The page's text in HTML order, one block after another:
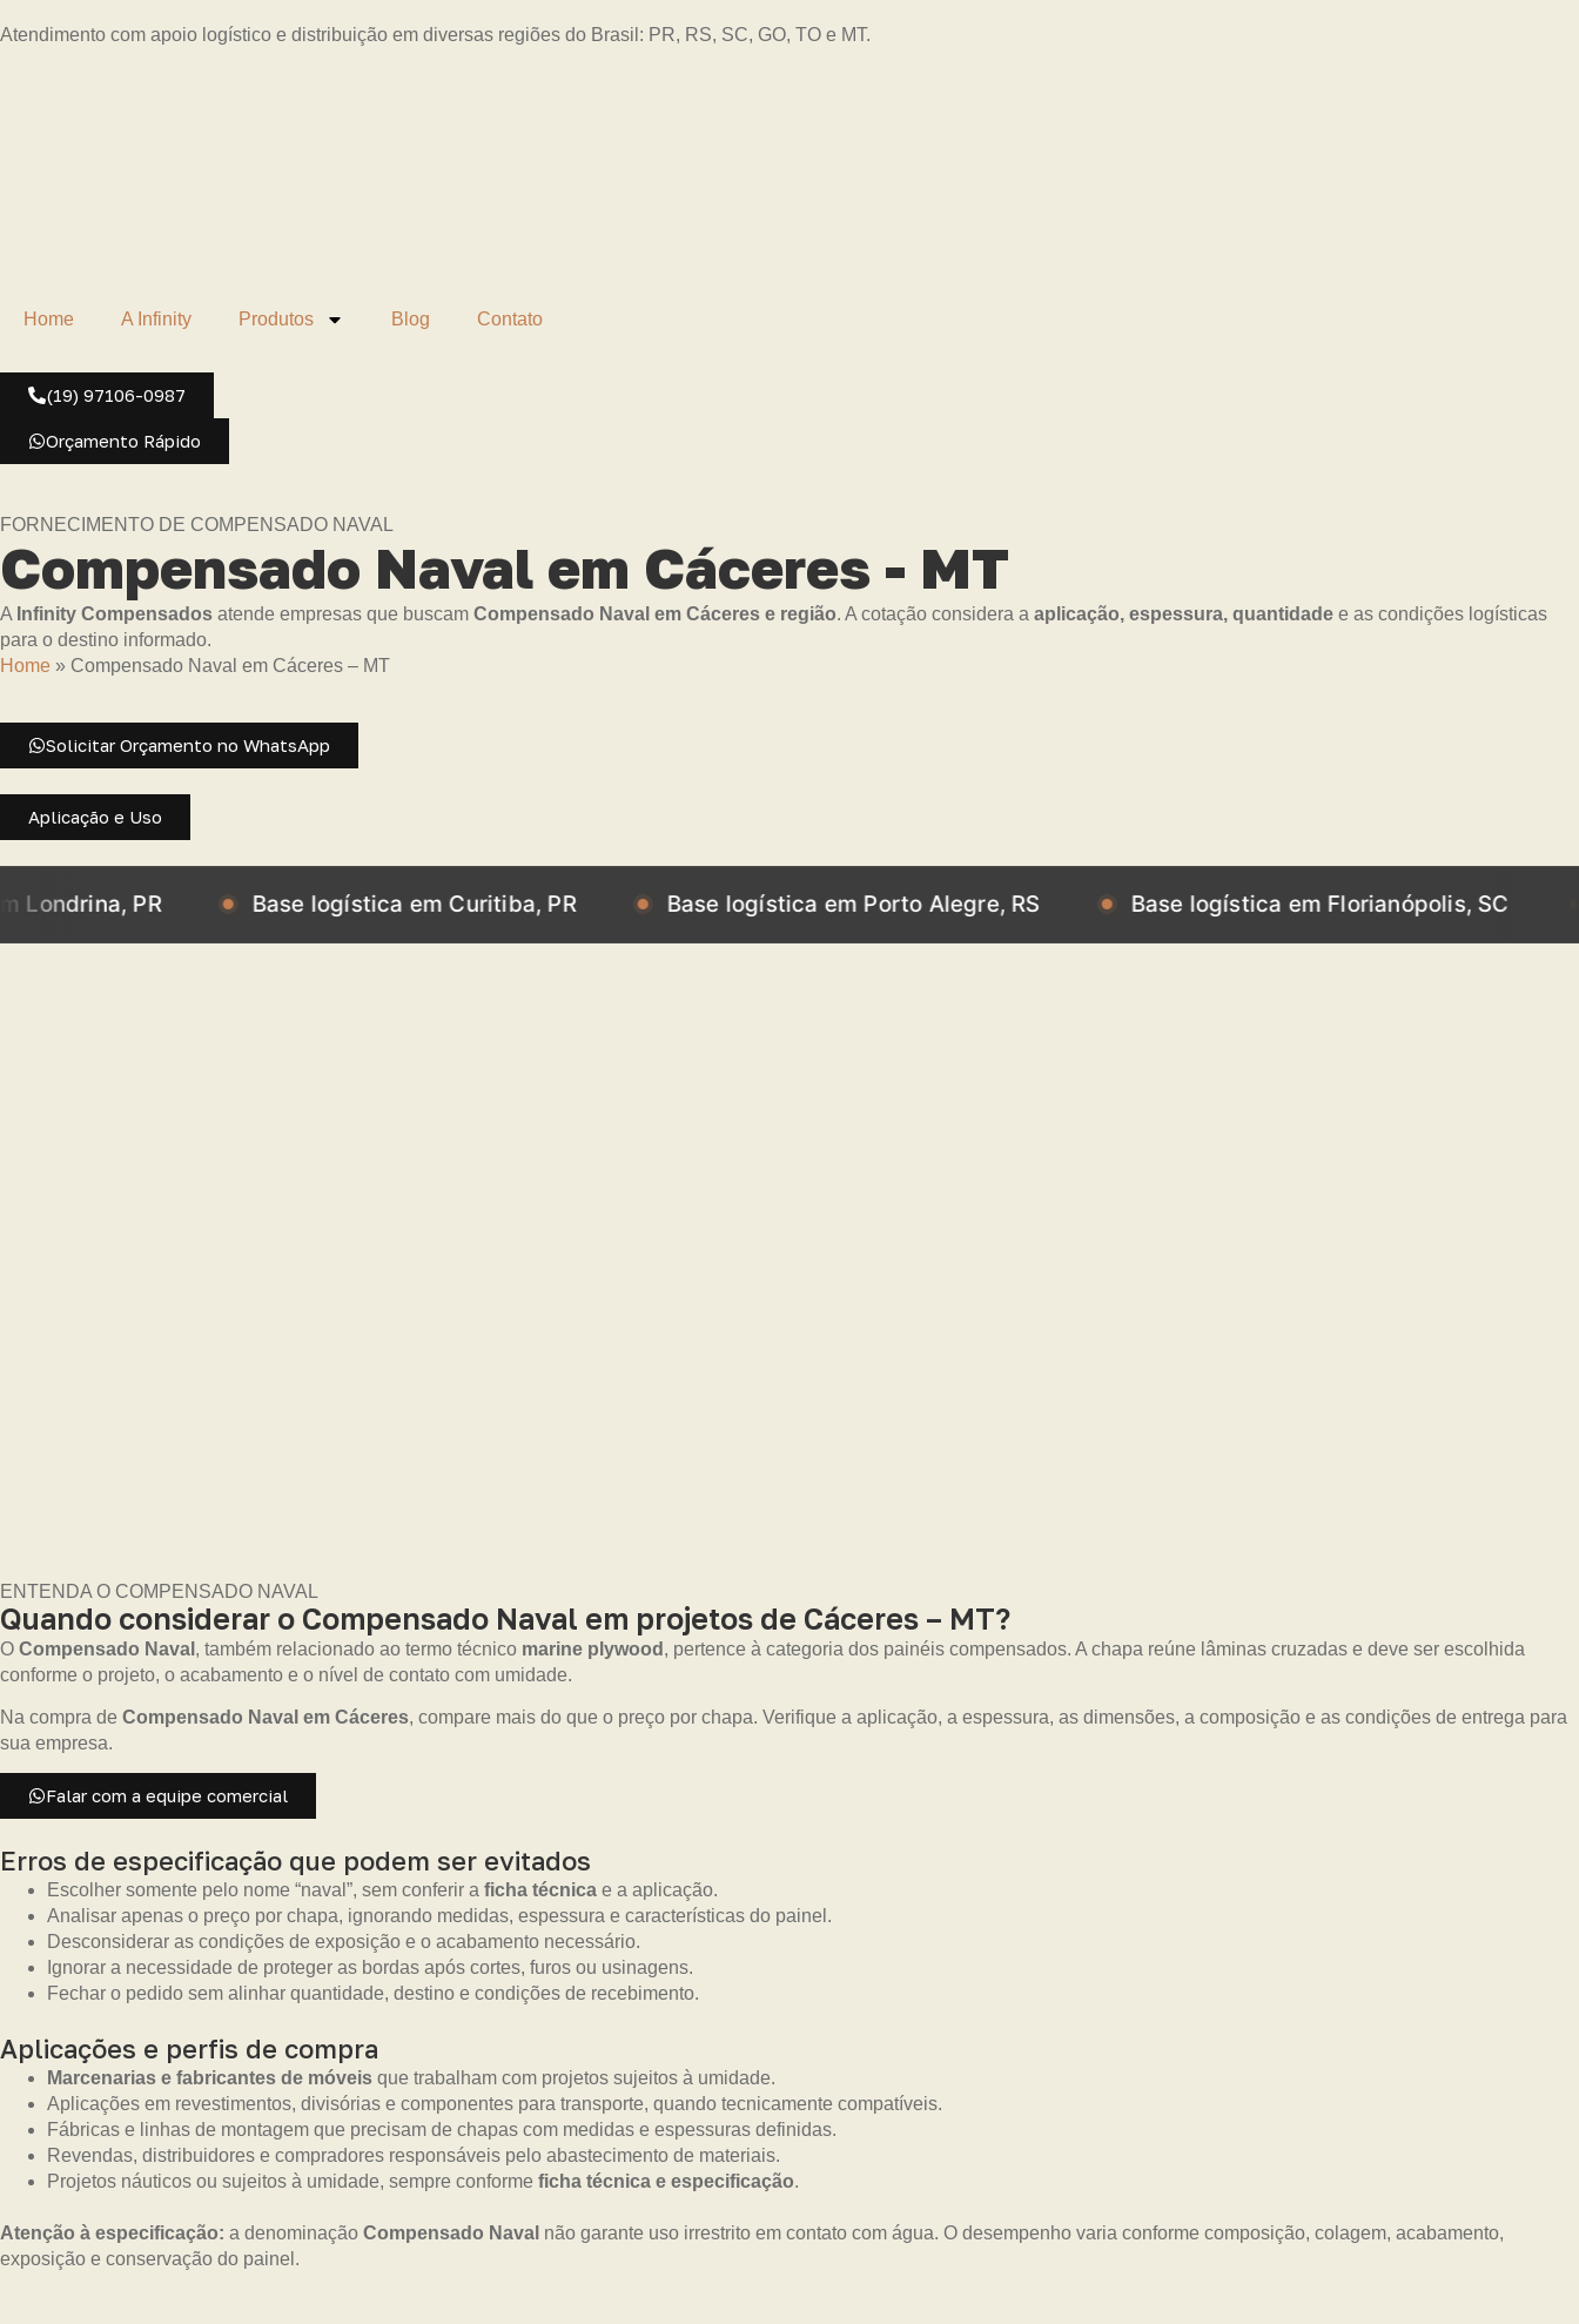
Atendimento com apoio logístico e distribuição em diversas regiões do Brasil: PR, RS, SC, GO, TO e MT.
Home A Infinity Produtos Blog Contato
(19) 97106-0987
Orçamento Rápido
FORNECIMENTO DE COMPENSADO NAVAL
Compensado Naval em Cáceres - MT
A Infinity Compensados atende empresas que buscam Compensado Naval em Cáceres e região. A cotação considera a aplicação, espessura, quantidade e as condições logísticas
para o destino informado.
Home » Compensado Naval em Cáceres – MT
Solicitar Orçamento no WhatsApp
Aplicação e Uso
PR Base logística em Curitiba, PR Base logística em Porto Alegre, RS Base logística em Florianópolis, SC
ENTENDA O COMPENSADO NAVAL
Quando considerar o Compensado Naval em projetos de Cáceres – MT?
O Compensado Naval , também relacionado ao termo técnico marine plywood , pertence à categoria dos painéis compensados. A chapa reúne lâminas cruzadas e deve ser escolhida
conforme o projeto, o acabamento e o nível de contato com umidade.
Na compra de Compensado Naval em Cáceres, compare mais do que o preço por chapa. Verifique a aplicação, a espessura, as dimensões, a composição e as condições de entrega para
sua empresa.
Falar com a equipe comercial
Erros de especificação que podem ser evitados
Escolher somente pelo nome “naval”, sem conferir a ficha técnica e a aplicação.
Analisar apenas o preço por chapa, ignorando medidas, espessura e características do painel.
Desconsiderar as condições de exposição e o acabamento necessário.
Ignorar a necessidade de proteger as bordas após cortes, furos ou usinagens.
Fechar o pedido sem alinhar quantidade, destino e condições de recebimento.
Aplicações e perfis de compra
Marcenarias e fabricantes de móveis que trabalham com projetos sujeitos à umidade.
Aplicações em revestimentos, divisórias e componentes para transporte, quando tecnicamente compatíveis.
Fábricas e linhas de montagem que precisam de chapas com medidas e espessuras definidas.
Revendas, distribuidores e compradores responsáveis pelo abastecimento de materiais.
Projetos náuticos ou sujeitos à umidade, sempre conforme ficha técnica e especificação.
Atenção à especificação: a denominação Compensado Naval não garante uso irrestrito em contato com água. O desempenho varia conforme composição, colagem, acabamento,
exposição e conservação do painel.